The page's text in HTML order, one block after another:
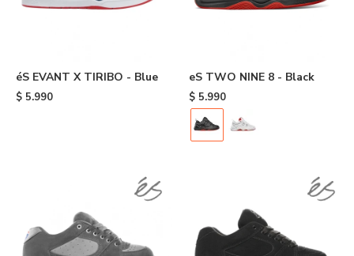
éS EVANT X TIRIBO - Blue
$ 5.990
eS TWO NINE 8 - Black
$ 5.990